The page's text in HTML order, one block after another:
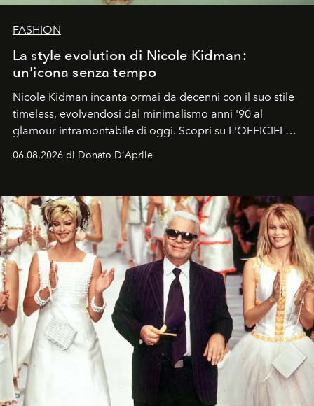
FASHION
La style evolution di Nicole Kidman:
un'icona senza tempo
Nicole Kidman incanta ormai da decenni con il suo stile
timeless, evolvendosi dal minimalismo anni '90 al
glamour intramontabile di oggi. Scopri su L'OFFICIEL
Italia la sua style evolution.
06.08.2026 di Donato D'Aprile